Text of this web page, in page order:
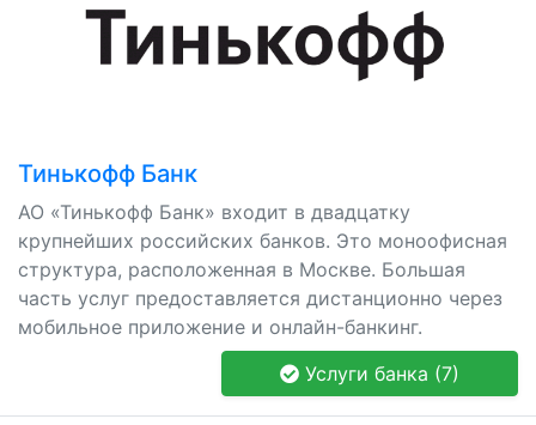
Тинькофф Банк
АО «Тинькофф Банк» входит в двадцатку
крупнейших российских банков. Это моноофисная
структура, расположенная в Москве. Большая
часть услуг предоставляется дистанционно через
мобильное приложение и онлайн-банкинг.
Услуги банка (7)